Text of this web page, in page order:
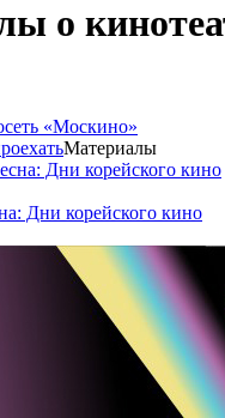
о
«Москино»
Материалы
Дни корейского кино